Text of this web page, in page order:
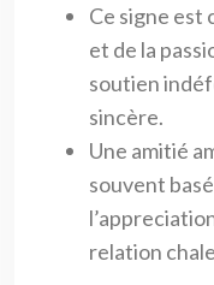
Ce signe est
et de la
soutien
sincère.
Une amitié
souvent
relation